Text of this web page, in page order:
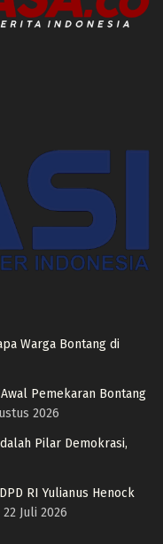
Warga Bontang di
Pemekaran Bontang
2026
Pilar Demokrasi,
RI Yulianus Henock
22 Juli 2026